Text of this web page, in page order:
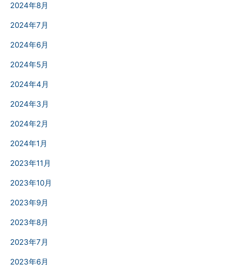
2024年8月
2024年7月
2024年6月
2024年5月
2024年4月
2024年3月
2024年2月
2024年1月
2023年11月
2023年10月
2023年9月
2023年8月
2023年7月
2023年6月